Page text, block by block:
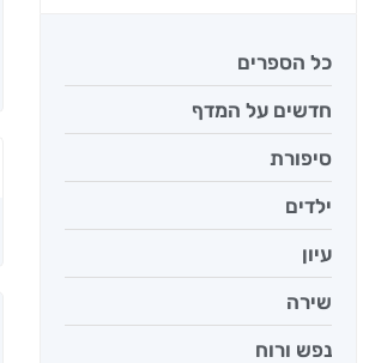
כל הספרים
חדשים על המדף
סיפורת
ילדים
עיון
שירה
נפש ורוח